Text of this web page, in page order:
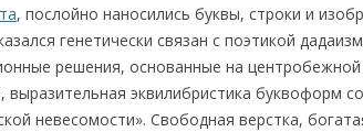
, послойно наносились буквы, строки и
генетически связан с поэтикой
решения, основанные на
выразительная эквилибристика буквоформ
невесомости». Свободная верстка,